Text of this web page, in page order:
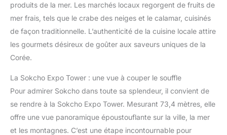
produits de la mer. Les marchés locaux regorgent de fruits de
mer frais, tels que le crabe des neiges et le calamar, cuisinés
de façon traditionnelle. L’authenticité de la cuisine locale attire
les gourmets désireux de goûter aux saveurs uniques de la
Corée.
La Sokcho Expo Tower : une vue à couper le souffle
Pour admirer Sokcho dans toute sa splendeur, il convient de
se rendre à la Sokcho Expo Tower. Mesurant 73,4 mètres, elle
offre une vue panoramique époustouflante sur la ville, la mer
et les montagnes. C’est une étape incontournable pour